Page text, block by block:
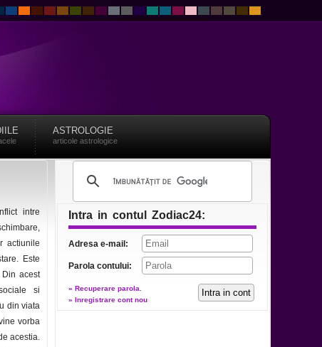
ASTROLOGIE
articole astrologice
intre
actiunile
Este
acest
si
din viata
vorba
acestia.
Intra in contul Zodiac24:
Adresa e-mail:
Parola contului:
» Recuperare parola.
» Inregistrare cont nou